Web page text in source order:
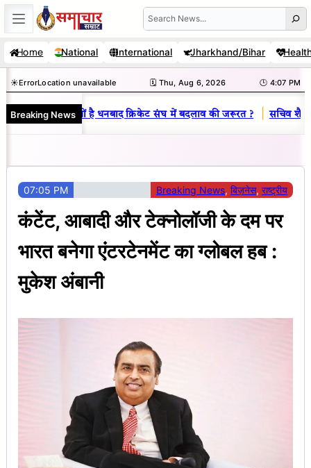
Skip
to
content
Search
Home National International Jharkhand/Bihar
☀️ErrorLocation unavailable 🗓️ Thu, Aug 6, 2026 🕒 4:07 PM
Breaking News
राज : जानें क्यों है धनबाद क्रिकेट संघ में बदलाव की जरूरत ? | सचिव शैलेंद्र
07:05 PM Breaking News, बिज़नेस, राष्ट्रीय
कंटेंट, आबादी और टेक्नोलॉजी के दम पर
भारत बनेगा एंटरटेनमेंट का ग्लोबल हब :
मुकेश अंबानी